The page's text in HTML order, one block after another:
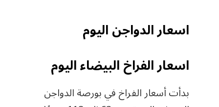
اسعار الدواجن اليوم
اسعار الفراخ البيضاء اليوم
بدأت أسعار الفراخ في بورصة الدواجن